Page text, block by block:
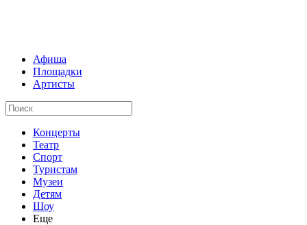
Афиша
Площадки
Артисты
Концерты
Театр
Спорт
Туристам
Музеи
Детям
Шоу
Еще